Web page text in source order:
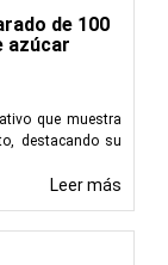
de 100
azúcar
que muestra
destacando su
Leer más